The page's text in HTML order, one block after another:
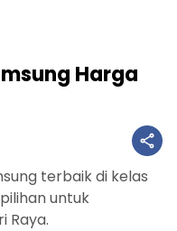
Harga
terbaik di kelas
untuk
Raya.